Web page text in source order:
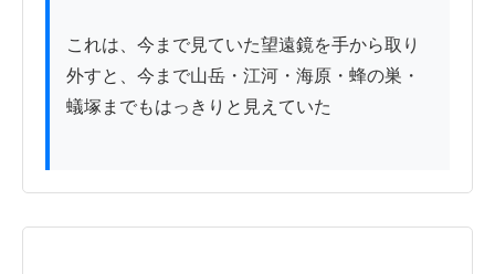
これは、今まで見ていた望遠鏡を手から取り
外すと、今まで山岳・江河・海原・蜂の巣・
蟻塚までもはっきりと見えていた